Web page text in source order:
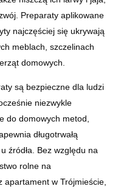
Preparaty aplikowane
najczęściej się ukrywają
meblach, szczelinach
domowych.
są bezpieczne dla ludzi
niezwykle
do domowych metod,
długotrwałą
źródła. Bez względu na
rolne na
apartament w Trójmieście,